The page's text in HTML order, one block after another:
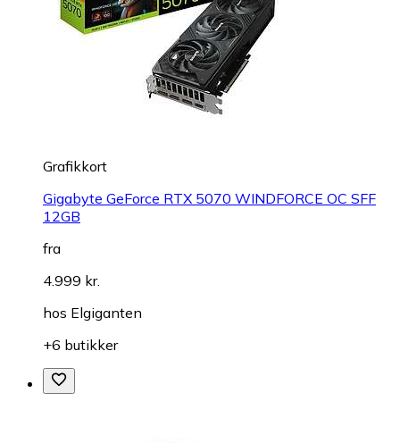
Grafikkort
Gigabyte GeForce RTX 5070 WINDFORCE OC SFF
12GB
fra
4.999 kr.
hos Elgiganten
+6 butikker